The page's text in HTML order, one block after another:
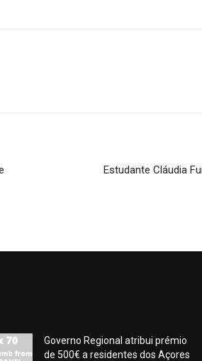
Estudante Cláudia
Governo Regional atribui prémio
de 500€ a residentes dos Açores